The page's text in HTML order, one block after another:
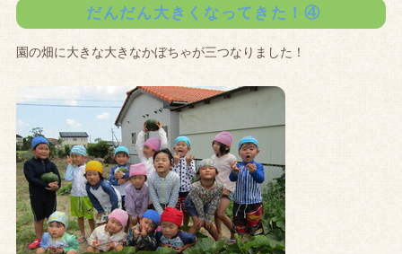
だんだん大きくなってきた！④
園の畑に大きな大きなかぼちゃが三つなりました！